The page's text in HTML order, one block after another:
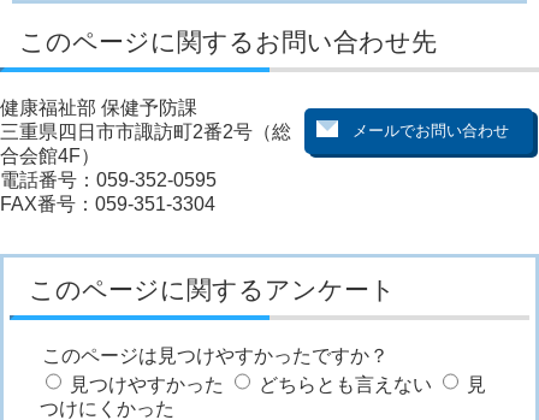
このページに関するお問い合わせ先
健康福祉部 保健予防課
三重県四日市市諏訪町2番2号（総
合会館4F）
電話番号：059-352-0595
FAX番号：059-351-3304
このページに関するアンケート
このページは見つけやすかったですか？
見つけやすかった
どちらとも言えない
見
つけにくかった